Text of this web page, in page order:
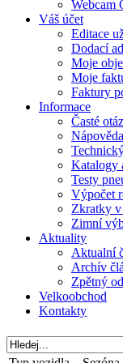
Webcam
Váš účet
Editace
Dodací
Moje
Moje
Faktury
Informace
Časté
Katalogy
Testy
Výpočet
Zkratky v
Zimní
Aktuality
Aktualní
Archív
Zpětný
Velkoobchod
Kontakty